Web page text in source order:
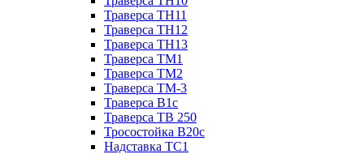
Траверса ТН11
Траверса ТН12
Траверса ТН13
Траверса ТМ1
Траверса ТМ2
Траверса ТМ-3
Траверса В1с
Траверса ТВ 250
Тросостойка В20с
Надставка ТС1